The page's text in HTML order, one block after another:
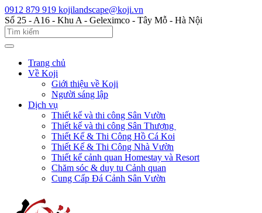
0912 879 919 kojilandscape@koji.vn
Số 25 - A16 - Khu A - Geleximco - Tây Mỗ - Hà Nội
Trang chủ
Về Koji
Giới thiệu về Koji
Người sáng lập
Dịch vụ
Thiết kế và thi công Sân Vườn
Thiết kế và thi công Sân Thượng
Thiết Kế & Thi Công Hồ Cá Koi
Thiết Kế & Thi Công Nhà Vườn
Thiết kế cảnh quan Homestay và Resort
Chăm sóc & duy tu Cảnh quan
Cung Cấp Đá Cảnh Sân Vườn